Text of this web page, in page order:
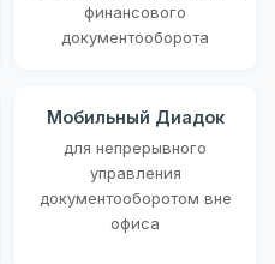
финансового
документооборота
Мобильный Диадок
для непрерывного
управления
документооборотом вне
офиса